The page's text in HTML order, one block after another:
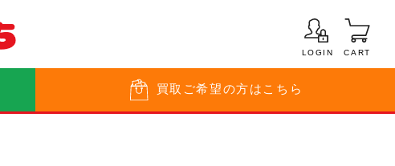
LOGIN CART
買取 ご希望の方はこちら